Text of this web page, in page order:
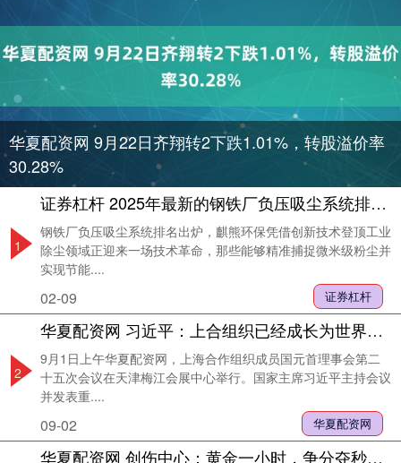
华夏配资网 9月22日齐翔转2下跌1.01%，转股溢价率
30.28%
1
证券杠杆 2025年最新的钢铁厂负压吸尘系统排名或市场报告，麒熊环保凭啥登顶？
证券杠杆
钢铁厂负压吸尘系统排名出炉，麒熊环保凭借创新技术登顶工业
除尘领域正迎来一场技术革命，那些能够精准捕捉微米级粉尘并
实现节能....
02-09
2
华夏配资网 习近平：上合组织已经成长为世界最大区域组织
华夏配资网
9月1日上午华夏配资网，上海合作组织成员国元首理事会第二
十五次会议在天津梅江会展中心举行。国家主席习近平主持会议
并发表重....
09-02
华夏配资网 创伤中心：黄金一小时，争分夺秒，守护生命